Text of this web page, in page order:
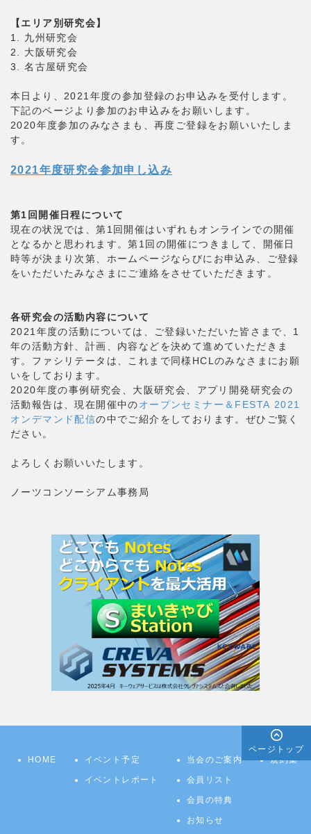
【エリア別研究会】
1. 九州研究会
2. 大阪研究会
3. 名古屋研究会
本日より、2021年度の参加登録のお申込みを受付します。
下記のページより参加のお申込みをお願いします。
2020年度参加のみなさまも、再度ご登録をお願いいたしま
す。
2021年度研究会参加申し込み
第1回開催日程について
現在の状況では、第1回開催はいずれもオンラインでの開催
となるかと思われます。第1回の開催につきまして、開催日
時等が決まり次第、ホームページならびにお申込み、ご登録
をいただいたみなさまにご連絡をさせていただきます。
各研究会の活動内容について
2021年度の活動については、ご登録いただいた皆さまで、1
年の活動方針、計画、内容などを決めて進めていただきま
す。ファシリテータは、これまで同様HCLのみなさまにお願
いをしております。
2020年度の事例研究会、大阪研究会、アプリ開発研究会の
活動報告は、現在開催中のオープンセミナー＆FESTA 2021
オンデマンド配信の中でご紹介をしております。ぜひご覧く
ださい。
よろしくお願いいたします。
ノーツコンソーシアム事務局
HOME イベント予定
イベントレポート
当会のご案内
会員リスト
会員の特典
お知らせ
規約集
ページトップ